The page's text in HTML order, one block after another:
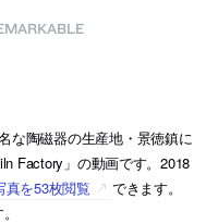
な陶磁器の生産地・景徳鎮に
Factory」の動画です。2018
真を53枚閲覧
できます。